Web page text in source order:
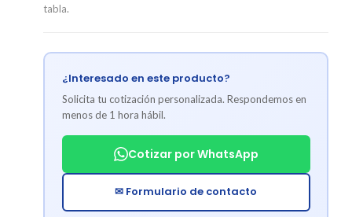
tabla.
¿Interesado en este producto?
Solicita tu cotización personalizada. Respondemos en
menos de 1 hora hábil.
Cotizar por WhatsApp
✉ Formulario de contacto